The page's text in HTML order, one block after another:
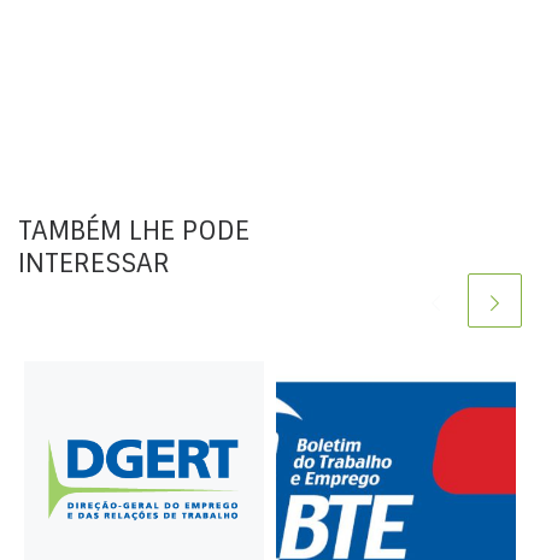
TAMBÉM LHE PODE
INTERESSAR